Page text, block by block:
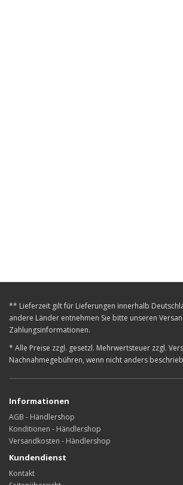
** Lieferzeit gilt für Lieferungen innerhalb
andere Länder entnehmen Sie bitte unseren
Zahlungsinformationen.
* Alle Preise zzgl. gesetzl. Mehrwertsteuer zzgl.
Nachnahmegebühren, wenn nicht anders
Informationen
AGB - Händlershop
Konditionen - Händlershop
Versandkosten - Händlershop
Kundendienst
Kontakt